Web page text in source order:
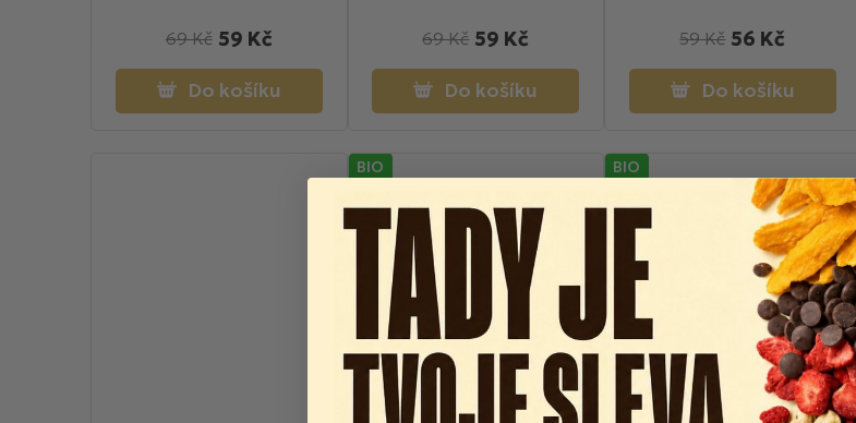
59 Kč
69 Kč
Do košíku
59 Kč
69 Kč
Do košíku
56 Kč
59 Kč
Do košíku
BIO BIO